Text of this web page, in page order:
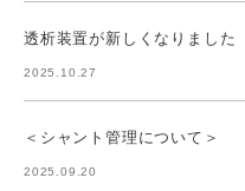
透析装置が新しくなりました
2025.10.27
＜シャント管理について＞
2025.09.20